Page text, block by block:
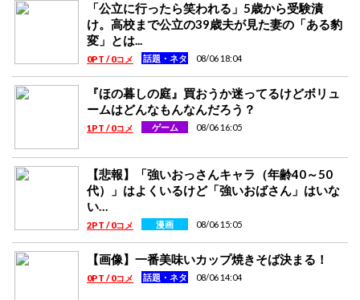
「公立に行ったら笑われる」5歳から受験漬
け。高校まで公立の39歳夫が見た妻の「ある豹
変」とは...
0PT / 0コメ 話題・ネタ 08/06 18:04
『ほの暮しの庭』買おうか迷ってるけどボリュ
ームはどんなもんなんだろう？
1PT / 0コメ ゲーム 08/06 16:05
【悲報】「強いおっさんキャラ（年齢40～50
代）」はよくいるけど「強いおばさん」はいな
い…
2PT / 0コメ 漫画 08/06 15:05
【画像】一番美味いカップ焼きそば決まる！
0PT / 0コメ 話題・ネタ 08/06 14:04